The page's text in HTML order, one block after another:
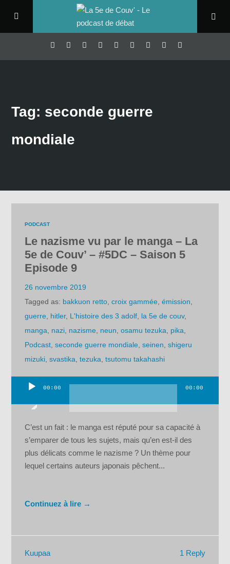
Tag: seconde guerre
mondiale
PODCAST
Le nazisme vu par le manga – La
5e de Couv’ – #5DC – Saison 5
Episode 9
26 novembre 2019
Tagged as: bakkuon retto ,croix gammée ,émission
guerre hitler, L'histoire des 3 adolf la 5e de couv,
manga
nazi nazisme neun ,osamu tezuka pika
Podcast ,seconde guerre mondiale ,seinen ,shigeru
mizuki ,svastika ,tezuka ,tsutomu takahashi
00:00 00:00
C’est un fait : le manga est réputé pour sa capacité à
s’emparer de tous les sujets, mais qu’en est-il des
plus délicats comme le nazisme ? Un thème pour
lequel certains auteurs japonais pêchent...
Continuez à lire →
1 Reply
Kuupaa